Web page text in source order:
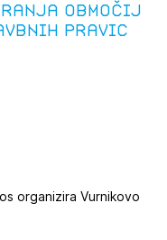
območij
pravic
organizira Vurnikovo